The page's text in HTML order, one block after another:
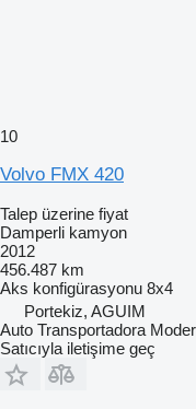
10
Volvo FMX 420
Talep üzerine fiyat
Damperli kamyon
2012
456.487 km
Aks konfigürasyonu 8x4
Portekiz, AGUIM
Auto Transportadora
Satıcıyla iletişime geç